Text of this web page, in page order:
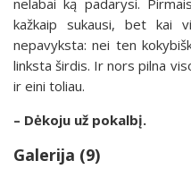
kažkaip sukausi, bet kai
nepavyksta: nei ten
linksta širdis. Ir nors pilna
ir eini toliau.
– Dėkoju už pokalbį.
Galerija (9)